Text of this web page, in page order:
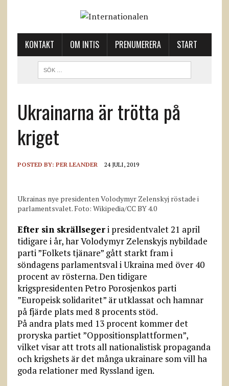
KONTAKT OM INTIS PRENUMERERA START
Ukrainarna är trötta på
kriget
POSTED BY: PER LEANDER 24 JULI, 2019
Ukrainas nye presidenten Volodymyr Zelenskyj röstade i
parlamentsvalet. Foto: Wikipedia/CC BY 4.0
Efter sin skrällsegeri presidentvalet 21 april
tidigare i år, har Volodymyr Zelenskyjs nybildade
parti ”Folkets tjänare” gått starkt fram i
söndagens parlamentsval i Ukraina med över 40
procent av rösterna. Den tidigare
krigspresidenten Petro Porosjenkos parti
”Europeisk solidaritet” är utklassat och hamnar
på fjärde plats med 8 procents stöd.
På andra plats med 13 procent kommer det
proryska partiet ”Oppositionsplattformen”,
vilket visar att trots all nationalistisk propaganda
och krigshets är det många ukrainare som vill ha
goda relationer med Ryssland igen.